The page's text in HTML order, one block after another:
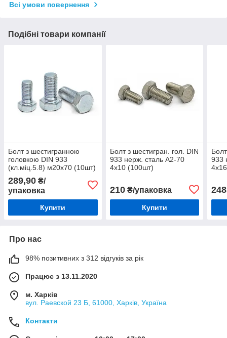
Всі умови повернення
Подібні товари компанії
Болт з шестигранною
головкою DIN 933
(кл.міц.5.8) м20х70 (10шт)
289,90 ₴/
упаковка
Купити
Болт з шестигран. гол. DIN
933 нерж. сталь А2-70
4х10 (100шт)
210₴/упаковка
Купити
933
248
Про нас
98% позитивних з 312 відгуків за рік
Працює з 13.11.2020
м. Харків
вул. Раевской 23 Б, 61000, Харків, Україна
Контакти